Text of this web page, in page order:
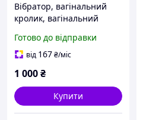
Вібратор, вагінальний
кролик, вагінальний
клітеральний вібратор,
для жінок
Готово до відправки
від 167₴/міс
1 000₴
Купити